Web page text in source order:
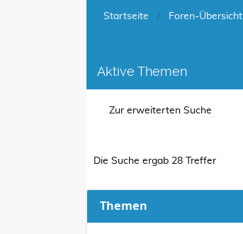
Startseite Foren-Übersicht
Aktive Themen
Zur erweiterten Suche
Die Suche ergab 28 Treffer
Themen